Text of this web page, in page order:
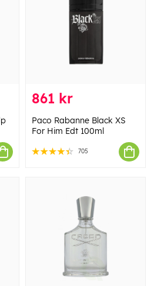
861 kr
Paco Rabanne Black XS
For Him Edt 100ml
705